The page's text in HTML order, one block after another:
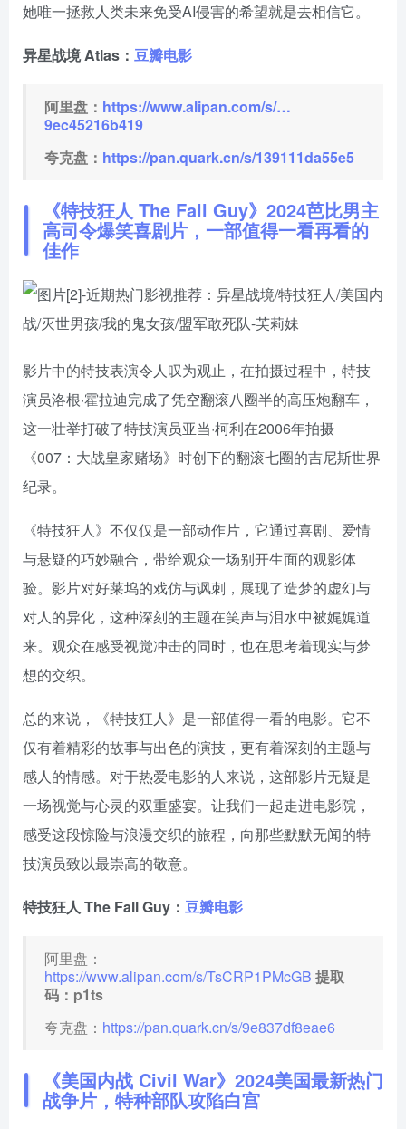
她唯一拯救人类未来免受AI侵害的希望就是去相信它。
异星战境 Atlas： 豆瓣电影
阿里盘： https://www.alipan.com/s/…
9ec45216b419
夸克盘： https://pan.quark.cn/s/139111da55e5
《特技狂人 The Fall Guy》2024芭比男主
高司令爆笑喜剧片，一部值得一看再看的
佳作
影片中的特技表演令人叹为观止，在拍摄过程中，特技
演员洛根·霍拉迪完成了凭空翻滚八圈半的高压炮翻车，
这一壮举打破了特技演员亚当·柯利在2006年拍摄
《007：大战皇家赌场》时创下的翻滚七圈的吉尼斯世界
纪录。
《特技狂人》不仅仅是一部动作片，它通过喜剧、爱情
与悬疑的巧妙融合，带给观众一场别开生面的观影体
验。影片对好莱坞的戏仿与讽刺，展现了造梦的虚幻与
对人的异化，这种深刻的主题在笑声与泪水中被娓娓道
来。观众在感受视觉冲击的同时，也在思考着现实与梦
想的交织。
总的来说，《特技狂人》是一部值得一看的电影。它不
仅有着精彩的故事与出色的演技，更有着深刻的主题与
感人的情感。对于热爱电影的人来说，这部影片无疑是
一场视觉与心灵的双重盛宴。让我们一起走进电影院，
感受这段惊险与浪漫交织的旅程，向那些默默无闻的特
技演员致以最崇高的敬意。
特技狂人 The Fall Guy： 豆瓣电影
阿里盘：
https://www.alipan.com/s/TsCRP1PMcGB 提取
码：p1ts
夸克盘： https://pan.quark.cn/s/9e837df8eae6
《美国内战 Civil War》2024美国最新热门
战争片，特种部队攻陷白宫